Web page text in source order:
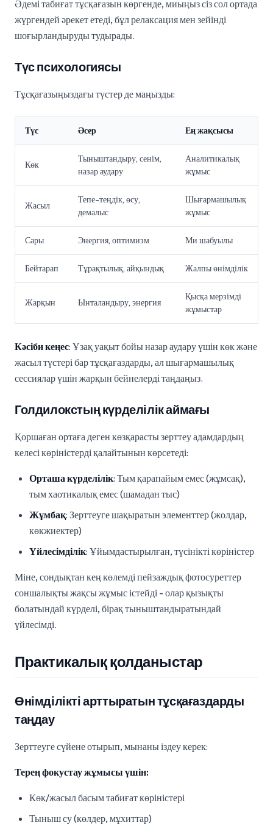
Әдемі табиғат тұсқағазын көргенде, миыңыз сіз сол ортада
жүргендей әрекет етеді, бұл релаксация мен зейінді
шоғырландыруды тудырады.
Түс психологиясы
Тұсқағазыңыздағы түстер де маңызды:
Түс Әсер Ең жақсысы
Көк
Тыныштандыру, сенім,
назар аудару
Аналитикалық
жұмыс
Жасыл
Тепе-теңдік, өсу,
демалыс
Шығармашылық
жұмыс
Сары Энергия, оптимизм Ми шабуылы
Бейтарап Тұрақтылық, айқындық Жалпы өнімділік
Жарқын Ынталандыру, энергия
Қысқа мерзімді
жұмыстар
Кәсіби кеңес: Ұзақ уақыт бойы назар аудару үшін көк және
жасыл түстері бар тұсқағаздарды, ал шығармашылық
сессиялар үшін жарқын бейнелерді таңдаңыз.
Голдилокстың күрделілік аймағы
Қоршаған ортаға деген көзқарасты зерттеу адамдардың
келесі көріністерді қалайтынын көрсетеді:
Орташа күрделілік: Тым қарапайым емес (жұмсақ),
тым хаотикалық емес (шамадан тыс)
Жұмбақ: Зерттеуге шақыратын элементтер (жолдар,
көкжиектер)
Үйлесімділік: Ұйымдастырылған, түсінікті көріністер
Міне, сондықтан кең көлемді пейзаждық фотосуреттер
соншалықты жақсы жұмыс істейді - олар қызықты
болатындай күрделі, бірақ тыныштандыратындай
үйлесімді.
Практикалық қолданыстар
Өнімділікті арттыратын тұсқағаздарды
таңдау
Зерттеуге сүйене отырып, мынаны іздеу керек:
Терең фокустау жұмысы үшін:
Көк/жасыл басым табиғат көріністері
Тыныш су (көлдер, мұхиттар)